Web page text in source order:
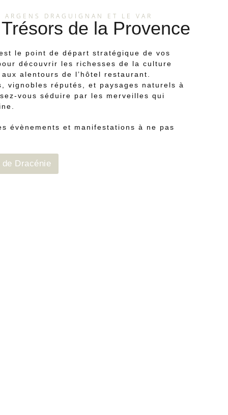
ARGENS DRAGUIGNAN ET LE VAR
de la Provence
le point de départ stratégique de vos
découvrir les richesses de la culture
alentours de l’hôtel restaurant.
vignobles réputés, et paysages naturels à
vous séduire par les merveilles qui
évènements et manifestations à ne pas
Dracénie